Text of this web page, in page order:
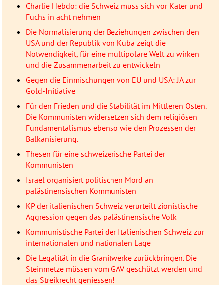
Charlie Hebdo: die Schweiz muss sich vor Kater und
Fuchs in acht nehmen
Die Normalisierung der Beziehungen zwischen den
USA und der Republik von Kuba zeigt die
Notwendigkeit, für eine multipolare Welt zu wirken
und die Zusammenarbeit zu entwickeln
Gegen die Einmischungen von EU und USA: JA zur
Gold-Initiative
Für den Frieden und die Stabilität im Mittleren Osten.
Die Kommunisten widersetzen sich dem religiösen
Fundamentalismus ebenso wie den Prozessen der
Balkanisierung.
Thesen für eine schweizerische Partei der
Kommunisten
Israel organisiert politischen Mord an
palästinensischen Kommunisten
KP der italienischen Schweiz verurteilt zionistische
Aggression gegen das palästinensische Volk
Kommunistische Partei der Italienischen Schweiz zur
internationalen und nationalen Lage
Die Legalität in die Granitwerke zurückbringen. Die
Steinmetze müssen vom GAV geschützt werden und
das Streikrecht geniessen!